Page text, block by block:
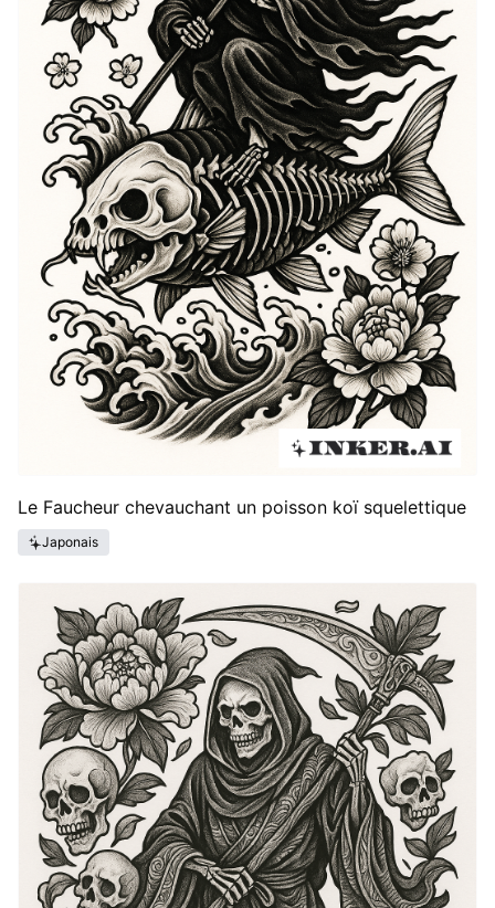
Le Faucheur chevauchant un poisson koï squelettique
Japonais